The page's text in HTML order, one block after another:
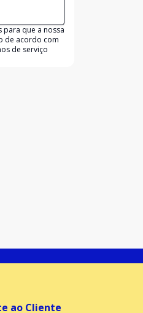
para que a nossa
de acordo com
de serviço
ao Cliente